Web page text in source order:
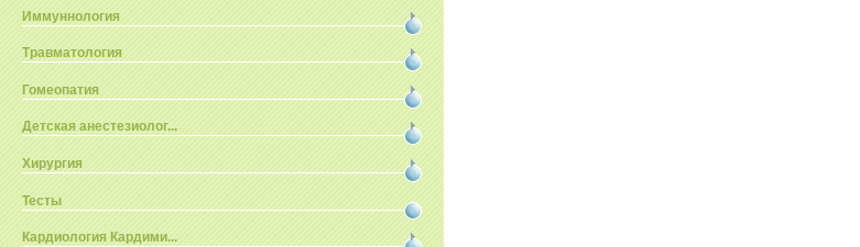
Иммуннология
Травматология
Гомеопатия
Детская анестезиолог...
Хирургия
Тесты
Кардиология Кардими...